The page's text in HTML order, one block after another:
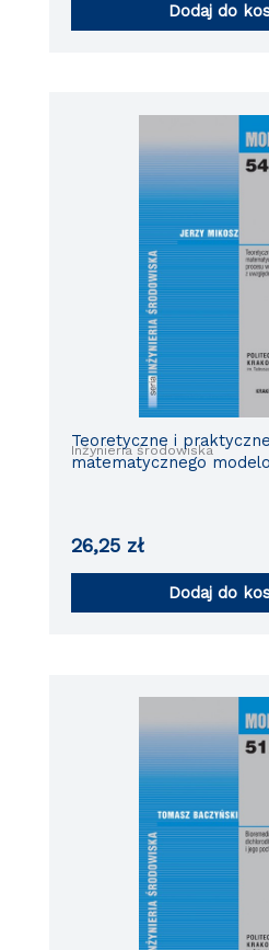
Dodaj do
Inżynieria środowiska
Teoretyczne i
matematycznego
26,25 zł
Dodaj do